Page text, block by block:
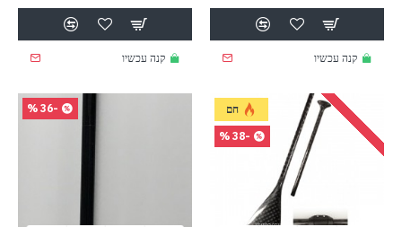
קנה עכשיו קנה עכשיו
חם
-38 %
-36 %